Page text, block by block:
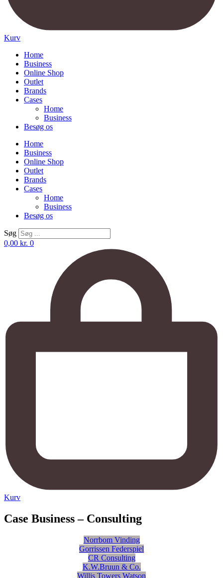
Kurv
Home
Business
Online Shop
Outlet
Brands
Cases
Home
Business
Besøg os
Home
Business
Online Shop
Outlet
Brands
Cases
Home
Business
Besøg os
Søg
0,00 kr. 0
Kurv
Case Business – Consulting
Norrbom Vinding
Gorrissen Federspiel
CR Consulting
K.W.Bruun & Co.
Willis Towers Watson